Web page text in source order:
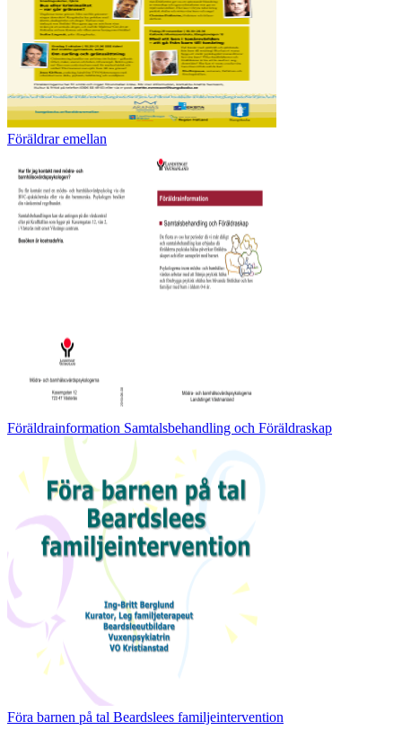
Föräldrar emellan
Föräldrainformation Samtalsbehandling och Föräldraskap
Föra barnen på tal Beardslees familjeintervention